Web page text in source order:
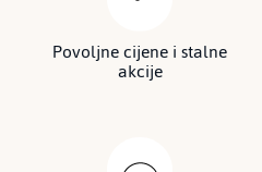
Povoljne cijene i stalne
akcije